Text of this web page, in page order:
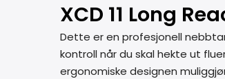
XCD 11 Long
Dette er en profesjonell
kontroll når du skal hekte ut
ergonomiske designen